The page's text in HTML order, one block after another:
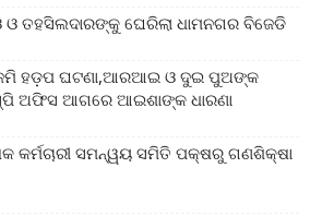
ତହସିଲଦାରଙ୍କୁ ଘେରିଲା ଧାମନଗର ବିଜେଡି
ଜମି ହଡ଼ପ ଘଟଣା,ଆରଆଇ ଓ ଦୁଇ ପୁଅଙ୍କ
ଅଫିସ ଆଗରେ ଆଇଶାଙ୍କ ଧାରଣା
କର୍ମଚାରୀ ସମନ୍ୱୟ ସମିତି ପକ୍ଷରୁ ଗଣଶିକ୍ଷା